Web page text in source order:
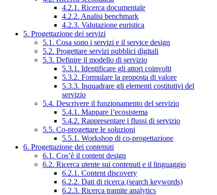
4.2.1. Ricerca documentale
4.2.2. Analisi benchmark
4.2.3. Valutazione euristica
5. Progettazione dei servizi
5.1. Cosa sono i servizi e il service design
5.2. Progettare servizi pubblici digitali
5.3. Definire il modello di servizio
5.3.1. Identificare gli attori coinvolti
5.3.2. Formulare la proposta di valore
5.3.3. Inquadrare gli elementi costitutivi del
servizio
5.4. Descrivere il funzionamento del servizio
5.4.1. Mappare l’ecosistema
5.4.2. Rappresentare i flussi di servizio
5.5. Co-progettare le soluzioni
5.5.1. Workshop di co-progettazione
6. Progettazione dei contenuti
6.1. Cos’è il content design
6.2. Ricerca utente sui contenuti e il linguaggio
6.2.1. Content discovery
6.2.2. Dati di ricerca (search keywords)
6.2.3. Ricerca tramite analytics